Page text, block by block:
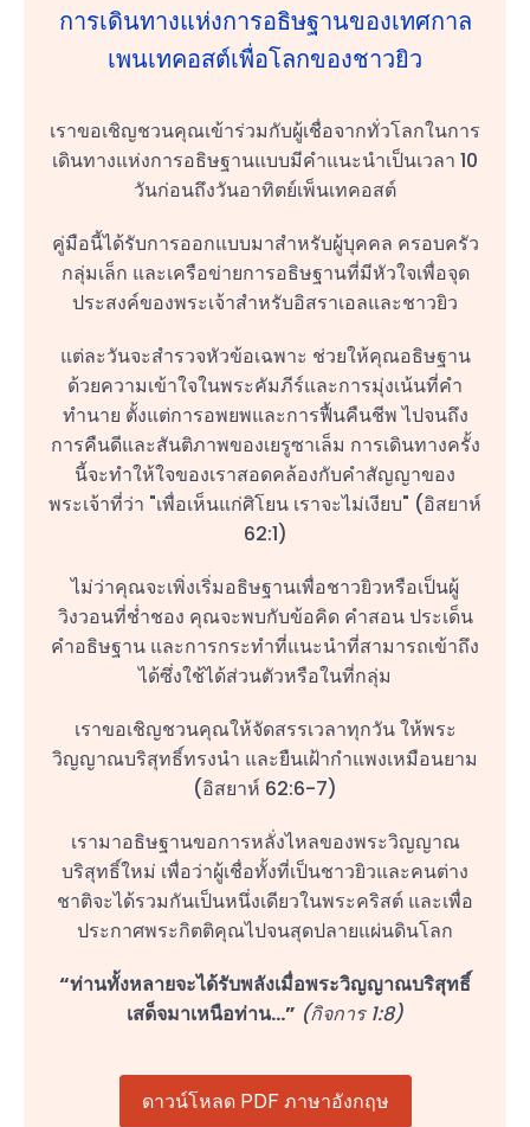
การเดินทางแห่งการอธิษฐานของเทศกาล
เพนเทคอสต์เพื่อโลกของชาวยิว
เราขอเชิญชวนคุณเข้าร่วมกับผู้เชื่อจากทั่วโลกในการ
เดินทางแห่งการอธิษฐานแบบมีคำแนะนำเป็นเวลา 10
วันก่อนถึงวันอาทิตย์เพ็นเทคอสต์
คู่มือนี้ได้รับการออกแบบมาสำหรับผู้บุคคล ครอบครัว
กลุ่มเล็ก และเครือข่ายการอธิษฐานที่มีหัวใจเพื่อจุด
ประสงค์ของพระเจ้าสำหรับอิสราเอลและชาวยิว
แต่ละวันจะสำรวจหัวข้อเฉพาะ ช่วยให้คุณอธิษฐาน
ด้วยความเข้าใจในพระคัมภีร์และการมุ่งเน้นที่คำ
ทำนาย ตั้งแต่การอพยพและการฟื้นคืนชีพ ไปจนถึง
การคืนดีและสันติภาพของเยรูซาเล็ม การเดินทางครั้ง
นี้จะทำให้ใจของเราสอดคล้องกับคำสัญญาของ
พระเจ้าที่ว่า "เพื่อเห็นแก่ศิโยน เราจะไม่เงียบ" (อิสยาห์
62:1)
ไม่ว่าคุณจะเพิ่งเริ่มอธิษฐานเพื่อชาวยิวหรือเป็นผู้
วิงวอนที่ช่ำชอง คุณจะพบกับข้อคิด คำสอน ประเด็น
คำอธิษฐาน และการกระทำที่แนะนำที่สามารถเข้าถึง
ได้ซึ่งใช้ได้ส่วนตัวหรือในที่กลุ่ม
เราขอเชิญชวนคุณให้จัดสรรเวลาทุกวัน ให้พระ
วิญญาณบริสุทธิ์ทรงนำ และยืนเฝ้ากำแพงเหมือนยาม
(อิสยาห์ 62:6-7)
เรามาอธิษฐานขอการหลั่งไหลของพระวิญญาณ
บริสุทธิ์ใหม่ เพื่อว่าผู้เชื่อทั้งที่เป็นชาวยิวและคนต่าง
ชาติจะได้รวมกันเป็นหนึ่งเดียวในพระคริสต์ และเพื่อ
ประกาศพระกิตติคุณไปจนสุดปลายแผ่นดินโลก
“ท่านทั้งหลายจะได้รับพลังเมื่อพระวิญญาณบริสุทธิ์
เสด็จมาเหนือท่าน...” (กิจการ 1:8)
ดาวน์โหลด PDF ภาษาอังกฤษ